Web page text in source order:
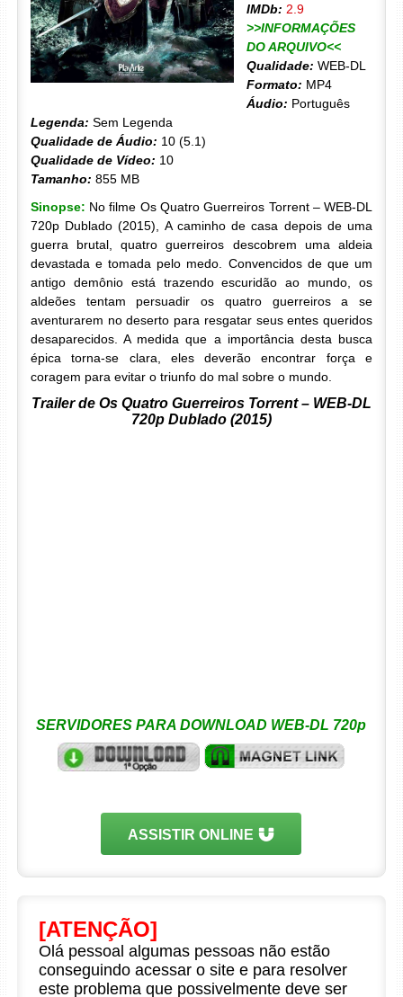
IMDb: 2.9
>>INFORMAÇÕES
DO ARQUIVO<<
Qualidade: WEB-DL
Formato: MP4
Áudio: Português
Legenda: Sem Legenda
Qualidade de Áudio: 10 (5.1)
Qualidade de Vídeo: 10
Tamanho: 855 MB
Sinopse: No filme Os Quatro Guerreiros Torrent – WEB-DL
720p Dublado (2015), A caminho de casa depois de uma
guerra brutal, quatro guerreiros descobrem uma aldeia
devastada e tomada pelo medo. Convencidos de que um
antigo demônio está trazendo escuridão ao mundo, os
aldeões tentam persuadir os quatro guerreiros a se
aventurarem no deserto para resgatar seus entes queridos
desaparecidos. A medida que a importância desta busca
épica torna-se clara, eles deverão encontrar força e
coragem para evitar o triunfo do mal sobre o mundo.
Trailer de Os Quatro Guerreiros Torrent – WEB-DL
720p Dublado (2015)
SERVIDORES PARA DOWNLOAD WEB-DL 720p
ASSISTIR ONLINE
[ATENÇÃO]
Olá pessoal algumas pessoas não estão
conseguindo acessar o site e para resolver
este problema que possivelmente deve ser